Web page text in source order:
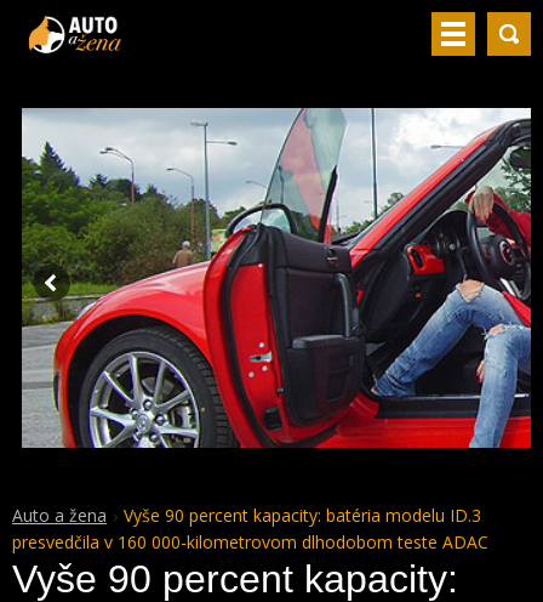
Auto a žena
Vyše 90 percent kapacity: batéria modelu ID.3
presvedčila v 160 000-kilometrovom dlhodobom teste ADAC
Vyše 90 percent kapacity: